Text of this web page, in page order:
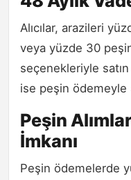
Alıcılar, arazileri
veya yüzde 30
seçenekleriyle
ise peşin ödemeyle
Peşin
İmkanı
Peşin ödemelerde